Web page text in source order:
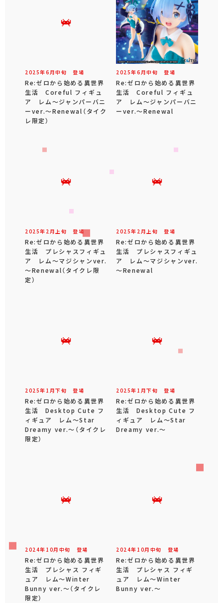
2025年6 月中旬 登場
Re:ゼロから始める異世界
生活 Coreful フィギュ
ア レム～ジャンパーバニ
ーver.～Renewal（タイク
レ限定）
2025年6 月中旬 登場
Re:ゼロから始める異世界
生活 Coreful フィギュ
ア レム～ジャンパーバニ
ーver.～Renewal
2025年 2 月 上旬 登場
Re:ゼロから始める異世界
生活 プレシャスフィギュ
ア レム～マジシャンver.
～Renewal（タイクレ限
定）
2025年 2 月 上旬 登場
Re:ゼロから始める異世界
生活 プレシャスフィギュ
ア レム～マジシャンver.
～Renewal
2025年 1 月下旬 登場
Re:ゼロから始める異世界
生活 Desktop Cute フ
ィギュア レム～Star
Dreamy ver.～（タイクレ
限定）
2025年 1 月下旬 登場
Re:ゼロから始める異世界
生活 Desktop Cute フ
ィギュア レム～Star
Dreamy ver.～
2024年 10月 中旬 登場
Re:ゼロから始める異世界
生活 プレシャス フィギ
ュア レム～Winter
Bunny ver.～（タイクレ
限定）
2024年 10月 中旬 登場
Re:ゼロから始める異世界
生活 プレシャス フィギ
ュア レム～Winter
Bunny ver.～